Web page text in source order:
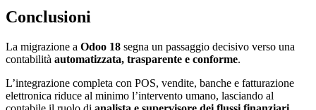
Conclusioni
La migrazione a Odoo 18 segna un passaggio decisivo verso una
contabilità automatizzata, trasparente e conforme.
L’integrazione completa con POS, vendite, banche e fatturazione
elettronica riduce al minimo l’intervento umano, lasciando al